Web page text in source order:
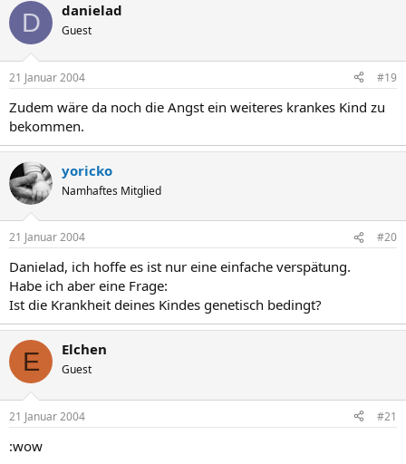
D danielad
Guest
21 Januar 2004 #19
Zudem wäre da noch die Angst ein weiteres krankes Kind zu
bekommen.
yoricko
Namhaftes Mitglied
21 Januar 2004 #20
Danielad, ich hoffe es ist nur eine einfache verspätung.
Habe ich aber eine Frage:
Ist die Krankheit deines Kindes genetisch bedingt?
E Elchen
Guest
21 Januar 2004 #21
:wow